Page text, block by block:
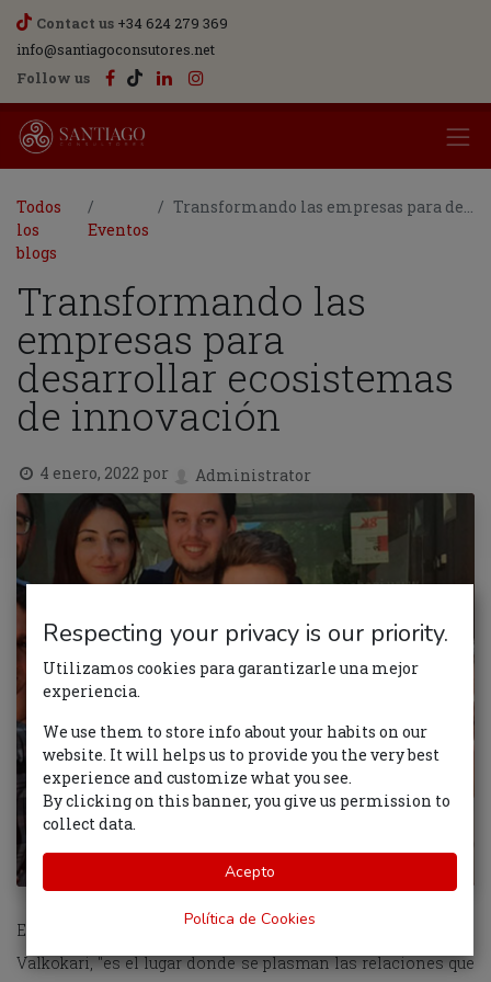
Contact us +34 624 279 369
info@santiagoconsutores.net
Follow us
Todos
los
blogs
Eventos
Transformando las empresas para desarrollar ecosistemas de innovación
Transformando las
empresas para
desarrollar ecosistemas
de innovación
4 enero, 2022 por Administrator
Ecosistema de innovación, según la definición de Katri
Valkokari, "es el lugar donde se plasman las relaciones que
Respecting your privacy is our priority.
Utilizamos cookies para garantizarle una mejor
experiencia.
We use them to store info about your habits on our
website. It will helps us to provide you the very best
experience and customize what you see.
By clicking on this banner, you give us permission to
collect data.
Acepto
Política de Cookies